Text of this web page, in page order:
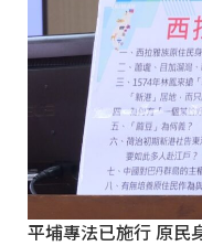
平埔專法已施行 原民